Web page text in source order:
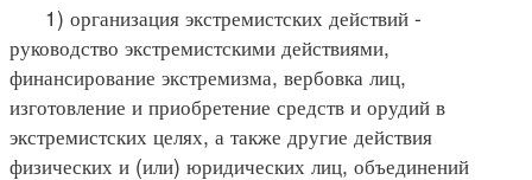
1) организация экстремистских действий -
руководство экстремистскими действиями,
финансирование экстремизма, вербовка лиц,
изготовление и приобретение средств и орудий в
экстремистских целях, а также другие действия
физических и (или) юридических лиц, объединений